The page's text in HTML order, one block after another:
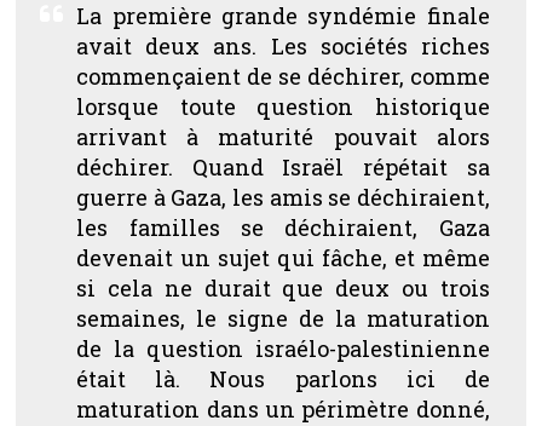
La première grande syndémie finale
avait deux ans. Les sociétés riches
commençaient de se déchirer, comme
lorsque toute question historique
arrivant à maturité pouvait alors
déchirer. Quand Israël répétait sa
guerre à Gaza, les amis se déchiraient,
les familles se déchiraient, Gaza
devenait un sujet qui fâche, et même
si cela ne durait que deux ou trois
semaines, le signe de la maturation
de la question israélo-palestinienne
était là. Nous parlons ici de
maturation dans un périmètre donné,